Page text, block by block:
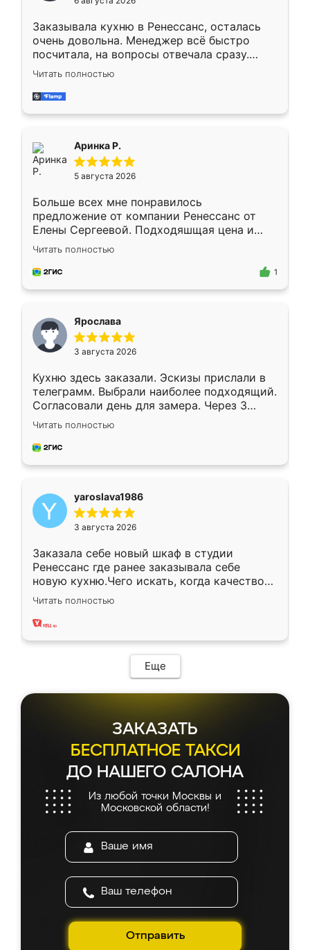
мебели буду заказывать только здесь.
Заказывала кухню в Ренессанс, осталась
очень довольна. Менеджер всё быстро
посчитала, на вопросы отвечала сразу.
Замерщик приехал в субботу, подошёл к
делу со всей ответственностью. Собрали
за день, ребята работали аккуратно, даже
Читать полностью
Аринка Р.
5 августа 2026
Больше всех мне понравилось
предложение от компании Ренессанс от
Елены Сергеевой. Подходяшщая цена и
короткие сроки изготовления. Приехавший
для замера сотрудник Владислав
предложил по моему эскизу самый
Читать полностью
1
Ярослава
3 августа 2026
Кухню здесь заказали. Эскизы прислали в
телеграмм. Выбрали наиболее подходящий.
Согласовали день для замера. Через 3
недели кухня была уже готова. Остались
довольны работой. Спасибо Ренессанс
мебель за качественную работу!
Читать полностью
yaroslava1986
3 августа 2026
Заказала себе новый шкаф в студии
Ренессанс где ранее заказывала себе
новую кухню.Чего искать, когда качеством
вполне довольна. Служит кухня уже почти
два года, нареканий нет.
Читать полностью
Еще
ЗАКАЗАТЬ
БЕСПЛАТНОЕ ТАКСИ
ДО НАШЕГО САЛОНА
Из любой точки Москвы и
Московской области!
Отправить